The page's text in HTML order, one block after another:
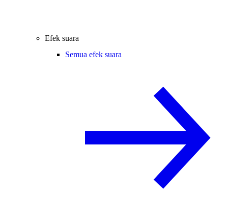
Efek suara
Semua efek suara